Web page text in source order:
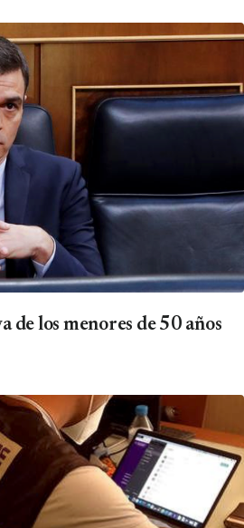
de los menores de 50 años